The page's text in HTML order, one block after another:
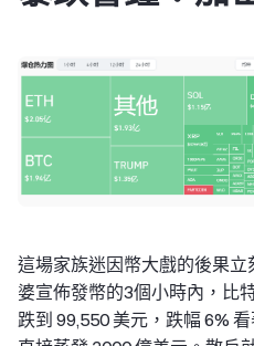
這場家族迷因幣大戲的後果
婆宣佈發幣的3個小時內，比
跌到 99,550 美元，跌幅 6%